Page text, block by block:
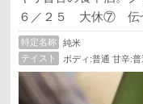
６／２５ 大休⑦
特定名称
純米
テイスト
ボディ:普通 甘辛:普